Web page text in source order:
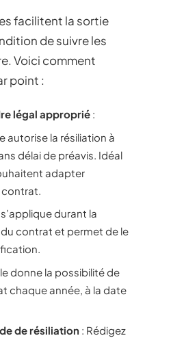
facilitent la sortie
de suivre les
Voici comment
point :
légal approprié :
autorise la résiliation à
délai de préavis. Idéal
adapter
s’applique durant la
contrat et permet de le
donne la possibilité de
chaque année, à la date
de résiliation : Rédigez